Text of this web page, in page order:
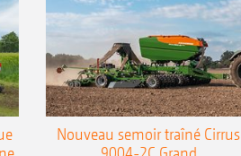
Nouveau semoir traîné Cirrus